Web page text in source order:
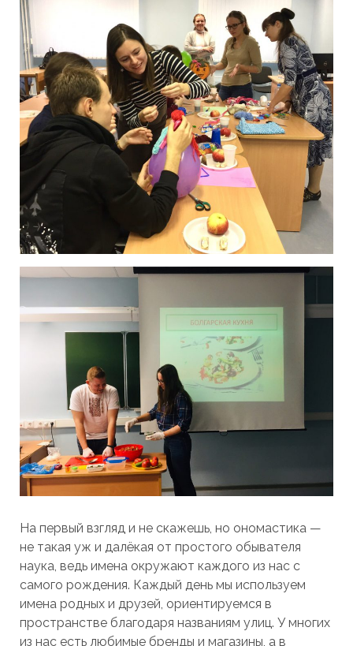
На первый взгляд и не скажешь, но ономастика —
не такая уж и далёкая от простого обывателя
наука, ведь имена окружают каждого из нас с
самого рождения. Каждый день мы используем
имена родных и друзей, ориентируемся в
пространстве благодаря названиям улиц. У многих
из нас есть любимые бренды и магазины, а в